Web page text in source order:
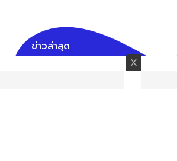
ข่าวล่าสุด